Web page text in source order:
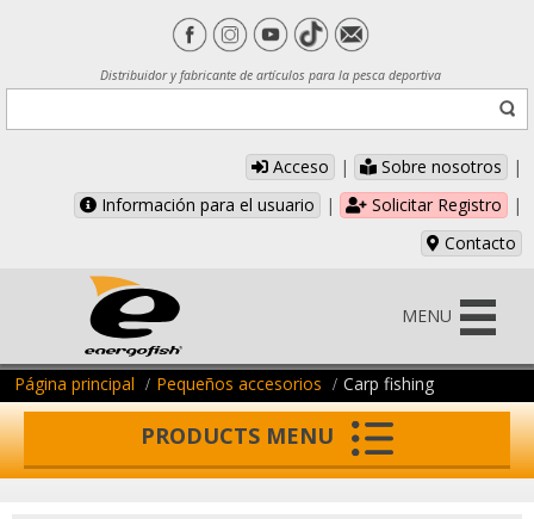
Distribuidor y fabricante de artículos para la pesca deportiva
Acceso | Sobre nosotros
|
Información para el usuario
| Solicitar Registro
|
Contacto
MENU
Página principal Pequeños accesorios Carp fishing
PRODUCTS MENU